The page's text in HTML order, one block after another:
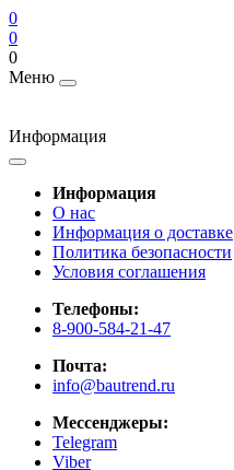
0
0
0
Меню
Информация
Информация
О нас
Информация о доставке
Политика безопасности
Условия соглашения
Телефоны:
8-900-584-21-47
Почта:
info@bautrend.ru
Мессенджеры:
Telegram
Viber